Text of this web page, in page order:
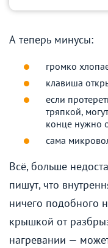
А теперь минусы:
громко
клавиша
если
тряпкой,
конце нужно
сама
Всё, больше
пишут, что
ничего подобного
крышкой от
нагревании —